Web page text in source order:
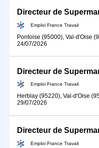
Emploi France Travail
Pontoise (95000), Val-d'Oise
24/07/2026
Emploi France Travail
Herblay (95220), Val-d'Oise
29/07/2026
Emploi France Travail